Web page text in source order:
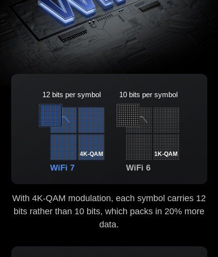
12 bits per symbol 10 bits per symbol
4K-QAM 1K-QAM
WiFi 7 WiFi 6
With 4K-QAM modulation, each symbol carries 12
bits rather than 10 bits, which packs in 20% more
data.